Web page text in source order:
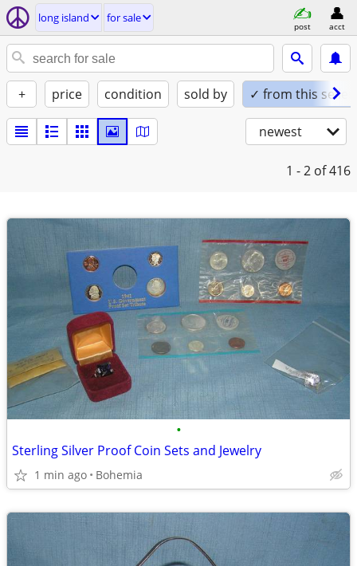
long island for sale
post acct
+ price condition sold by ✓ from this seller
newest
1 - 2 of 416
•
Sterling Silver Proof Coin Sets and Jewelry
1 min ago Bohemia